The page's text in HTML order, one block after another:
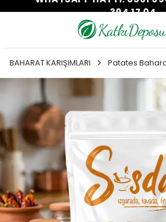
394 17 04
BAHARAT KARIŞIMLARI Patates